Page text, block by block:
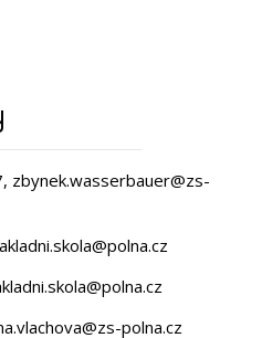
zbynek.wasserbauer@zs-
polna.cz